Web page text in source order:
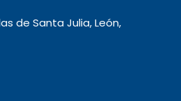
de Santa Julia, León,